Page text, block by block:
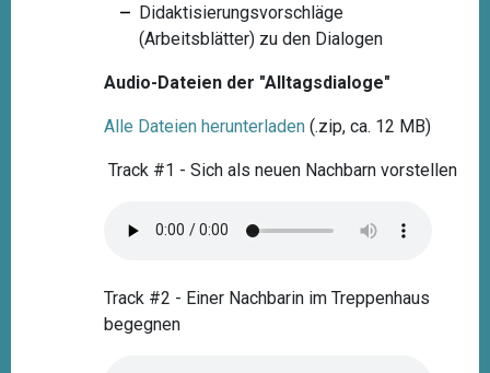
Didaktisierungsvorschläge
(Arbeitsblätter) zu den Dialogen
Audio-Dateien der "Alltagsdialoge"
Alle Dateien herunterladen (.zip, ca. 12 MB)
Track #1 - Sich als neuen Nachbarn vorstellen
Track #2 - Einer Nachbarin im Treppenhaus
begegnen